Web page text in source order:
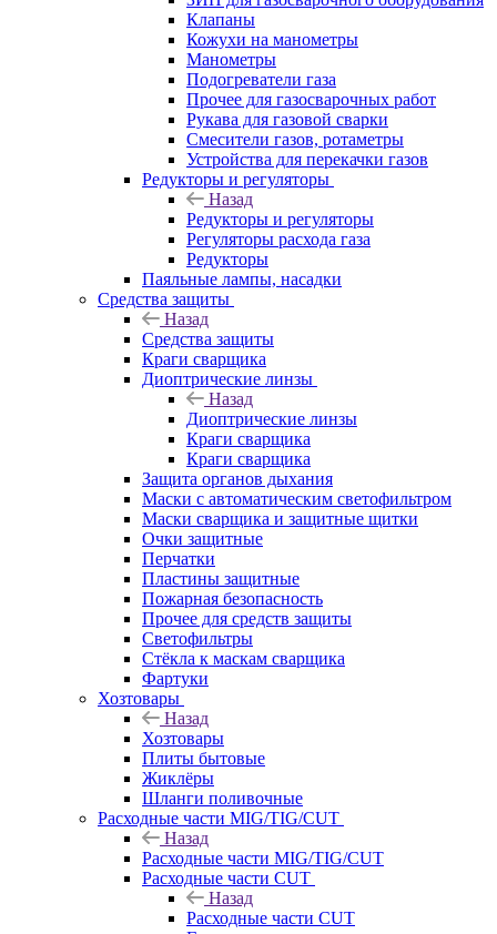
Клапаны
Кожухи на манометры
Манометры
Подогреватели газа
Прочее для газосварочных работ
Рукава для газовой сварки
Смесители газов, ротаметры
Устройства для перекачки газов
Редукторы и регуляторы
Назад
Редукторы и регуляторы
Регуляторы расхода газа
Редукторы
Паяльные лампы, насадки
Средства защиты
Назад
Средства защиты
Краги сварщика
Диоптрические линзы
Назад
Диоптрические линзы
Краги сварщика
Краги сварщика
Защита органов дыхания
Маски с автоматическим светофильтром
Маски сварщика и защитные щитки
Очки защитные
Перчатки
Пластины защитные
Пожарная безопасность
Прочее для средств защиты
Светофильтры
Стёкла к маскам сварщика
Фартуки
Хозтовары
Назад
Хозтовары
Плиты бытовые
Жиклёры
Шланги поливочные
Расходные части MIG/TIG/CUT
Назад
Расходные части MIG/TIG/CUT
Расходные части CUT
Назад
Расходные части CUT